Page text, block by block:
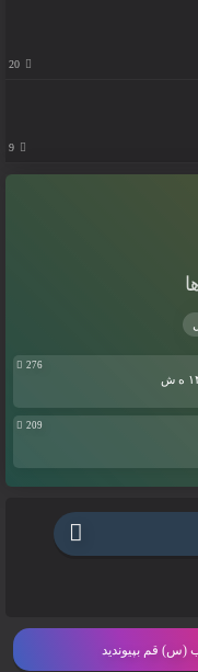
20
9
276
209
(س) قم بپیوندید